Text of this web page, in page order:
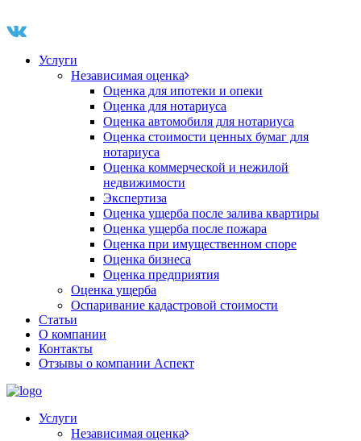
Услуги
Независимая оценка
Оценка для ипотеки и опеки
Оценка для нотариуса
Оценка автомобиля для нотариуса
Оценка стоимости ценных бумаг для
нотариуса
Оценка коммерческой и нежилой
недвижимости
Экспертиза
Оценка ущерба после залива квартиры
Оценка ущерба после пожара
Оценка при имущественном споре
Оценка бизнеса
Оценка предприятия
Оценка ущерба
Оспаривание кадастровой стоимости
Статьи
О компании
Контакты
Отзывы о компании Аспект
Услуги
Независимая оценка